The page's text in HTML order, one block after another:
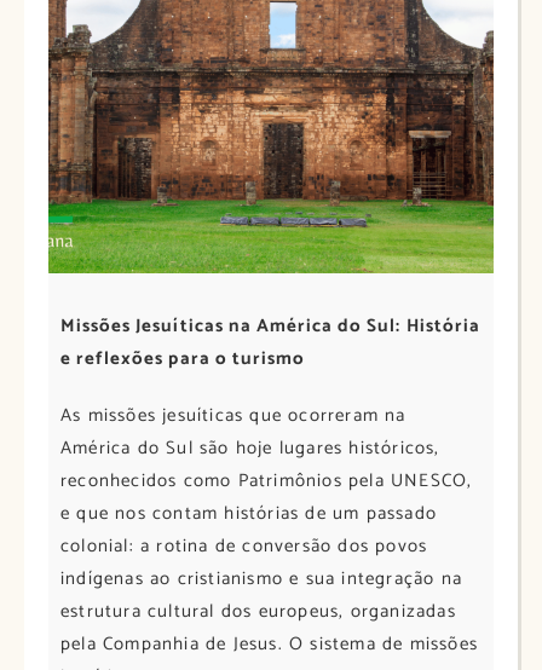
Missões Jesuíticas na América do Sul: História
e reflexões para o turismo
As missões jesuíticas que ocorreram na
América do Sul são hoje lugares históricos,
reconhecidos como Patrimônios pela UNESCO,
e que nos contam histórias de um passado
colonial: a rotina de conversão dos povos
indígenas ao cristianismo e sua integração na
estrutura cultural dos europeus, organizadas
pela Companhia de Jesus. O sistema de missões